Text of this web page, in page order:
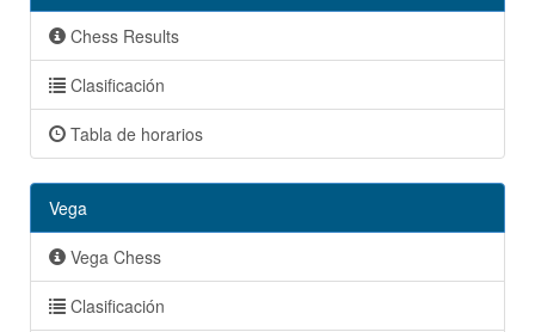
Chess Results
Clasificación
Tabla de horarios
Vega
Vega Chess
Clasificación